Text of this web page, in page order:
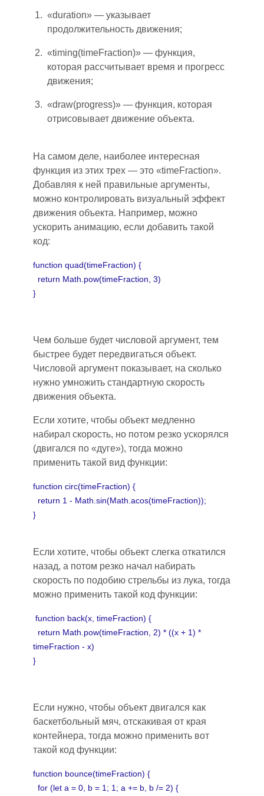
«duration» — указывает
продолжительность движения;
«timing(timeFraction)» — функция,
которая рассчитывает время и прогресс
движения;
«draw(progress)» — функция, которая
отрисовывает движение объекта.
На самом деле, наиболее интересная
функция из этих трех — это «timeFraction».
Добавляя к ней правильные аргументы,
можно контролировать визуальный эффект
движения объекта. Например, можно
ускорить анимацию, если добавить такой
код:
function quad(timeFraction) {
return Math.pow(timeFraction, 3)
}
Чем больше будет числовой аргумент, тем
быстрее будет передвигаться объект.
Числовой аргумент показывает, на сколько
нужно умножить стандартную скорость
движения объекта.
Если хотите, чтобы объект медленно
набирал скорость, но потом резко ускорялся
(двигался по «дуге»), тогда можно
применить такой вид функции:
function circ(timeFraction) {
return 1 - Math.sin(Math.acos(timeFraction));
}
Если хотите, чтобы объект слегка откатился
назад, а потом резко начал набирать
скорость по подобию стрельбы из лука, тогда
можно применить такой код функции:
function back(x, timeFraction) {
return Math.pow(timeFraction, 2) * ((x + 1) *
timeFraction - x)
}
Если нужно, чтобы объект двигался как
баскетбольный мяч, отскакивая от края
контейнера, тогда можно применить вот
такой код функции:
function bounce(timeFraction) {
for (let a = 0, b = 1; 1; a += b, b /= 2) {